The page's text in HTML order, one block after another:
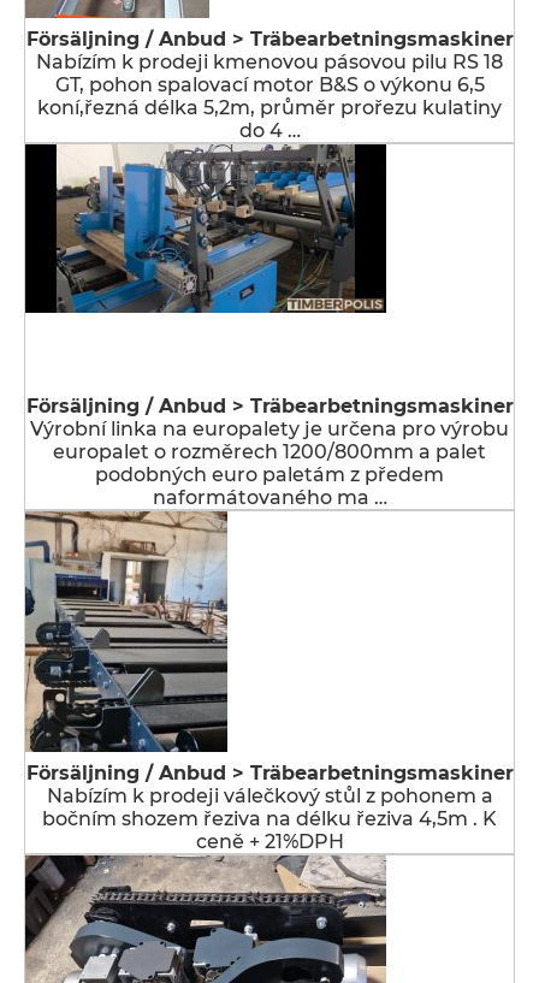
Försäljning / Anbud > Träbearbetningsmaskiner
Nabízím k prodeji kmenovou pásovou pilu RS 18
GT, pohon spalovací motor B&S o výkonu 6,5
koní,řezná délka 5,2m, průměr prořezu kulatiny
do 4 …
Försäljning / Anbud > Träbearbetningsmaskiner
Výrobní linka na europalety je určena pro výrobu
europalet o rozměrech 1200/800mm a palet
podobných euro paletám z předem
naformátovaného ma …
Försäljning / Anbud > Träbearbetningsmaskiner
Nabízím k prodeji válečkový stůl z pohonem a
bočním shozem řeziva na délku řeziva 4,5m . K
ceně + 21%DPH